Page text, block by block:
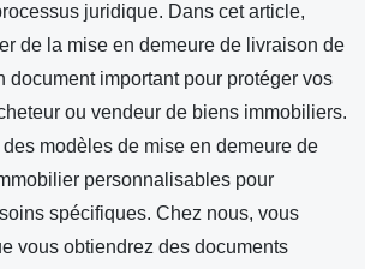
juridique. Dans cet article,
de la mise en demeure de livraison de
document important pour protéger vos
ou vendeur de biens immobiliers.
modèles de mise en demeure de
personnalisables pour
spécifiques. Chez nous, vous
vous obtiendrez des documents